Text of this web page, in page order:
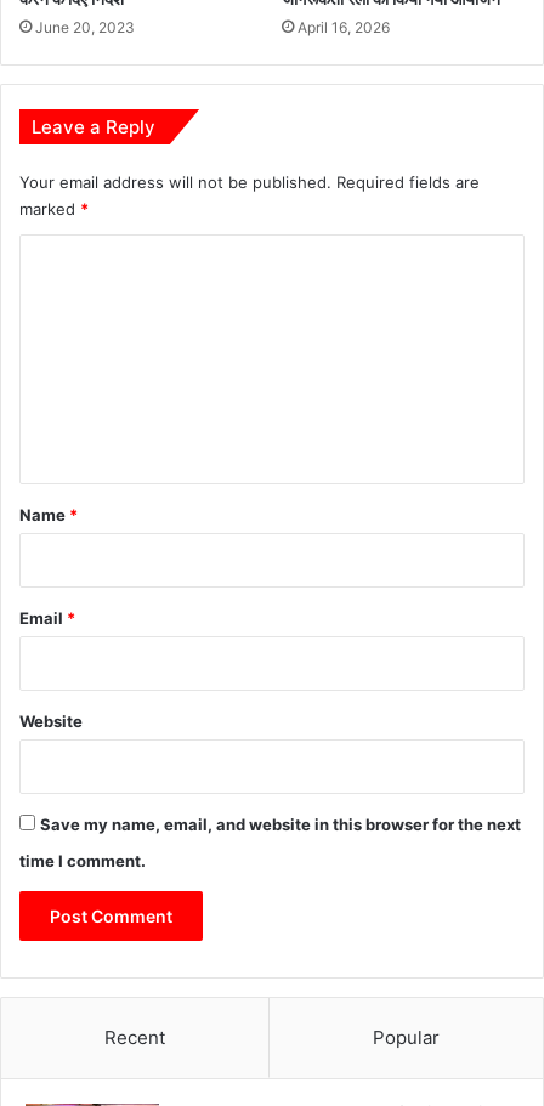
ए
धि
यों
सौ
June 20, 2023 April 16, 2026
Leave a Reply
Your email address will not be published. Required fields are
marked *
*
Name *
Email *
Website
Save my name, email, and website in this browser for the next
time I comment.
Recent Popular